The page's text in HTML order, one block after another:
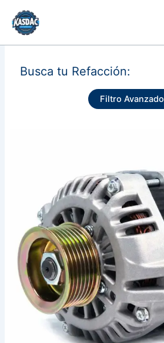
contenido
Busca tu Refacción:
Filtro Avanzado